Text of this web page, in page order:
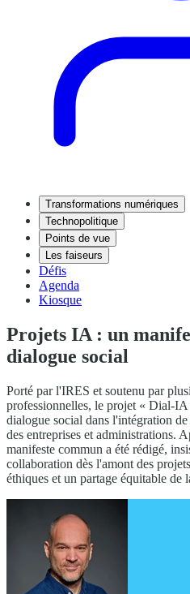
Transformations numériques
Technopolitique
Points de vue
Les faiseurs
Défis
Agenda
Kiosque
Projets IA : un
dialogue social
Porté par l'IRES et soutenu par
professionnelles, le projet « Dial-
dialogue social dans l'intégration
des entreprises et administrations.
manifeste commun a été rédigé,
collaboration dès l'amont des
éthiques et un partage équitable de